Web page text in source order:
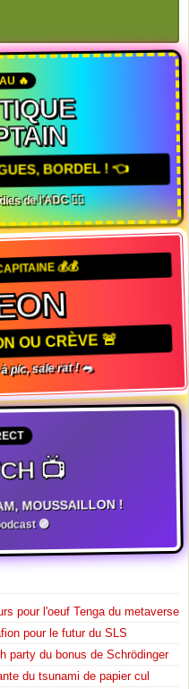
🔥
BORDEL ! 👈
de l'ADC 🏴‍☠️
💰💰
OU CRÈVE 🚨
pic, sale rat ! 🐀
📺
MOUSSAILLON !
🟣
pour l'oeuf Tenga du metaverse
pour le futur du SLS
party du bonus de Schrödinger
du tsunami de papier cul